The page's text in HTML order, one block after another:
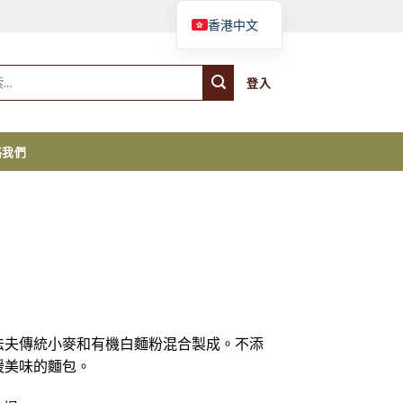
購物車
登入
們
傳統小麥和有機白麵粉混合製成。不添
味的麵包。
香港中文